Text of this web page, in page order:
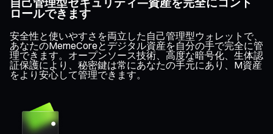
自己管理型セキュリティ—資産を完全にコント
ロールできます
安全性と使いやすさを両立した自己管理型ウォレットで、
あなたのMemeCoreとデジタル資産を自分の手で完全に管
理できます。オープンソース技術、高度な暗号化、生体認
証保護により、秘密鍵は常にあなたの手元にあり、M資産
をより安心して管理できます。